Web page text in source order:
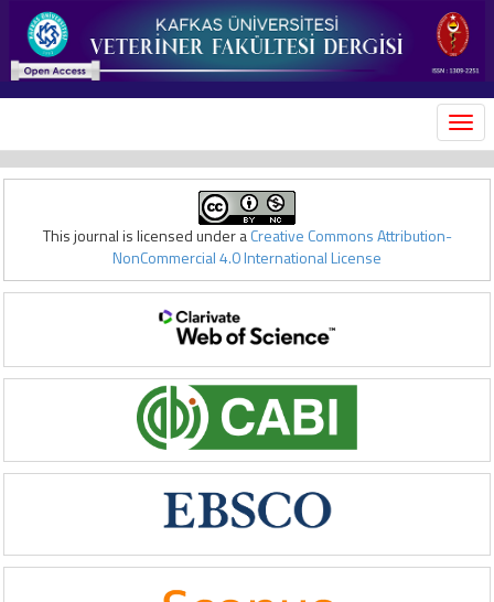
This journal is licensed under aCreative Commons Attribution-
NonCommercial 4.0 International License